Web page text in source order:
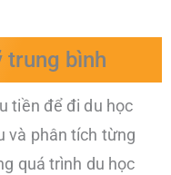
trung bình
tiền để đi du học
và phân tích từng
quá trình du học